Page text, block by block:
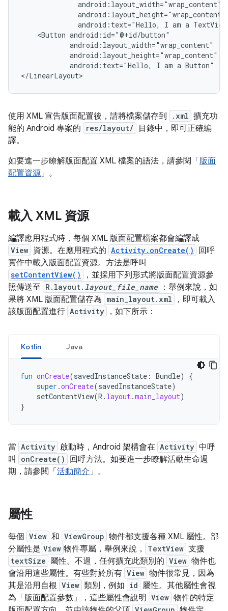
android:text="Hello,
I am a
<Button
android:text="Hello,
I am a Button"
</LinearLayout>
使用 XML 宣告版面配置後，請將檔案儲存到 .xml 擴充功
能的 Android 專案的
res/layout/
目錄中，即可正確編
譯。
如要進一步瞭解版面配置 XML 檔案的語法，請參閱「 版面
配置資源」。
載入 XML 資源
編譯應用程式時，每個 XML 版面配置檔案都會編譯成
View 資源。在應用程式的 Activity.onCreate()
回呼
實作中載入版面配置資源。方法是呼叫
setContentView()
，並採用下列形式將版面配置資源參
照傳送至 R.layout. layout_file_name
：舉例來說，如
果將 XML 版面配置儲存為 main_layout.xml
，即可載入
該版面配置進行 Activity ，如下所示：
Kotlin Java
fun onCreate(savedInstanceState : Bundle)
{
super .onCreate(savedInstanceState)
setContentView(R . layout.main_layout)
}
當 Activity 啟動時，Android 架構會在 Activity 中呼
叫
onCreate()
回呼方法。如要進一步瞭解活動生命週
期，請參閱「 活動簡介」。
屬性
每個 View 和 ViewGroup 物件都支援各種 XML 屬性。部
分屬性是 View 物件專屬，舉例來說， TextView 支援
textSize 屬性。不過，任何擴充此類別的 View 物件也
會沿用這些屬性。有些對於所有 View 物件很常見，因為
其是沿用自根 View 類別，例如 id 屬性。其他屬性會視
為「版面配置參數」
，這些屬性會說明 View 物件的特定